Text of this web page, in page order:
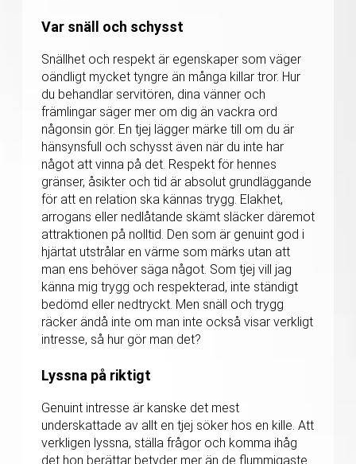
Var snäll och schysst
Snällhet och respekt är egenskaper som väger
oändligt mycket tyngre än många killar tror. Hur
du behandlar servitören, dina vänner och
främlingar säger mer om dig än vackra ord
någonsin gör. En tjej lägger märke till om du är
hänsynsfull och schysst även när du inte har
något att vinna på det. Respekt för hennes
gränser, åsikter och tid är absolut grundläggande
för att en relation ska kännas trygg. Elakhet,
arrogans eller nedlåtande skämt släcker däremot
attraktionen på nolltid. Den som är genuint god i
hjärtat utstrålar en värme som märks utan att
man ens behöver säga något. Som tjej vill jag
känna mig trygg och respekterad, inte ständigt
bedömd eller nedtryckt. Men snäll och trygg
räcker ändå inte om man inte också visar verkligt
intresse, så hur gör man det?
Lyssna på riktigt
Genuint intresse är kanske det mest
underskattade av allt en tjej söker hos en kille. Att
verkligen lyssna, ställa frågor och komma ihåg
det hon berättar betyder mer än de flummigaste